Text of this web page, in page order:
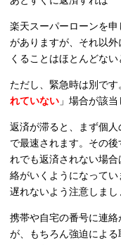
楽天スーパーローンを
がありますが、それ以
くることはほとんどない
ただし、緊急時は別で
れていない 」場合が該当
返済が滞ると、まず個
で最速されます。その
れでも返済されない場
絡がいくようになって
遅れないよう注意しまし
携帯や自宅の番号に連
が、もちろん強迫によ